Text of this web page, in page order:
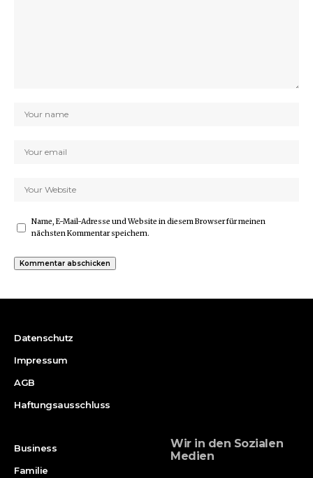
Name, E-Mail-Adresse und Website in diesem Browser für meinen
nächsten Kommentar speichern.
Datenschutz
Impressum
AGB
Haftungsausschluss
Business
Familie
Wir in den Sozialen
Medien